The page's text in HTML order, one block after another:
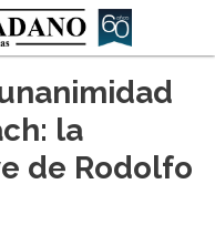
la
de Rodolfo